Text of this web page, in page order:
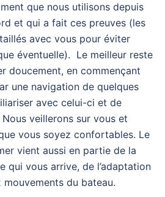
que nous utilisons depuis
et qui a fait ces preuves (les
avec vous pour éviter
éventuelle). Le meilleur reste
doucement, en commençant
une navigation de quelques
avec celui-ci et de
veillerons sur vous et
vous soyez confortables. Le
vient aussi en partie de la
qui vous arrive, de l’adaptation
mouvements du bateau.